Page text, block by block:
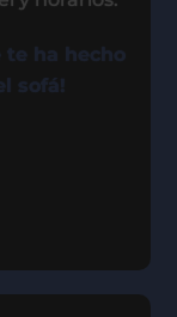
te ha hecho
sofá!